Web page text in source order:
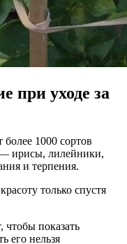
при уходе за
1000 сортов
ирисы, лилейники,
и терпения.
только спустя
показать
его нельзя